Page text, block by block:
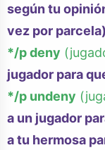
según tu
vez por parcela)
*/p deny
jugador para
*/p undeny
a un jugador
a tu hermosa